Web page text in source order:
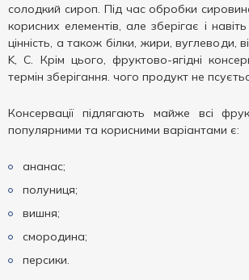
солодкий сироп. Під час обробки
корисних елементів, але зберігає і
цінність, а також білки, жири, вуглеводи,
K, C. Крім цього, фруктово-ягідні
термін зберігання. чого продукт не
Консервації підлягають майже всі
популярними та корисними варіантами є:
ананас;
полуниця;
вишня;
смородина;
персики.